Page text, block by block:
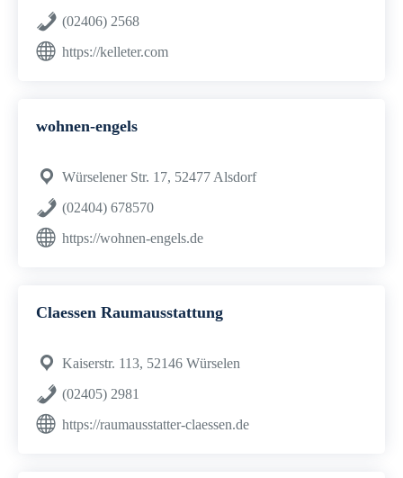
(02406) 2568
https://kelleter.com
wohnen-engels
Würselener Str. 17, 52477 Alsdorf
(02404) 678570
https://wohnen-engels.de
Claessen Raumausstattung
Kaiserstr. 113, 52146 Würselen
(02405) 2981
https://raumausstatter-claessen.de